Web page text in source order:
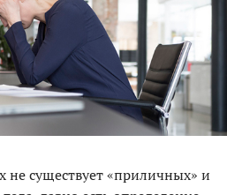
не существует «приличных» и